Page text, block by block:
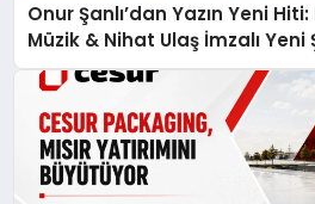
Onur Şanlı’dan Yazın Yeni
Müzik & Nihat Ulaş İmzalı Yeni